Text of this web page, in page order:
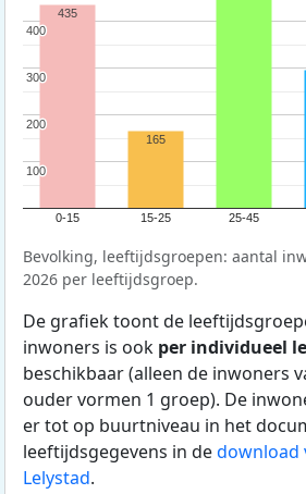
0-15 15-25 25-45
100
100
200
200
300
300
400
400
435
165
Bevolking, leeftijdsgroepen: aantal
2026 per leeftijdsgroep.
De grafiek toont de
inwoners is ook per individueel
beschikbaar (alleen de inwoners
ouder vormen 1 groep). De
er tot op buurtniveau in het
leeftijdsgegevens in dedownload
Lelystad.